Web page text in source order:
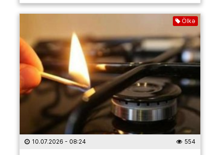
Ölkə
10.07.2026 - 08:24 554